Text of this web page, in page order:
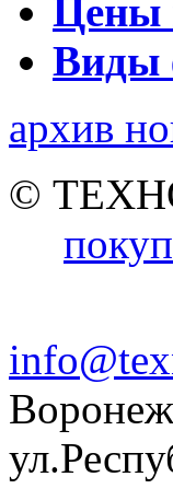
Цены
Виды
архив
©
Воронеж